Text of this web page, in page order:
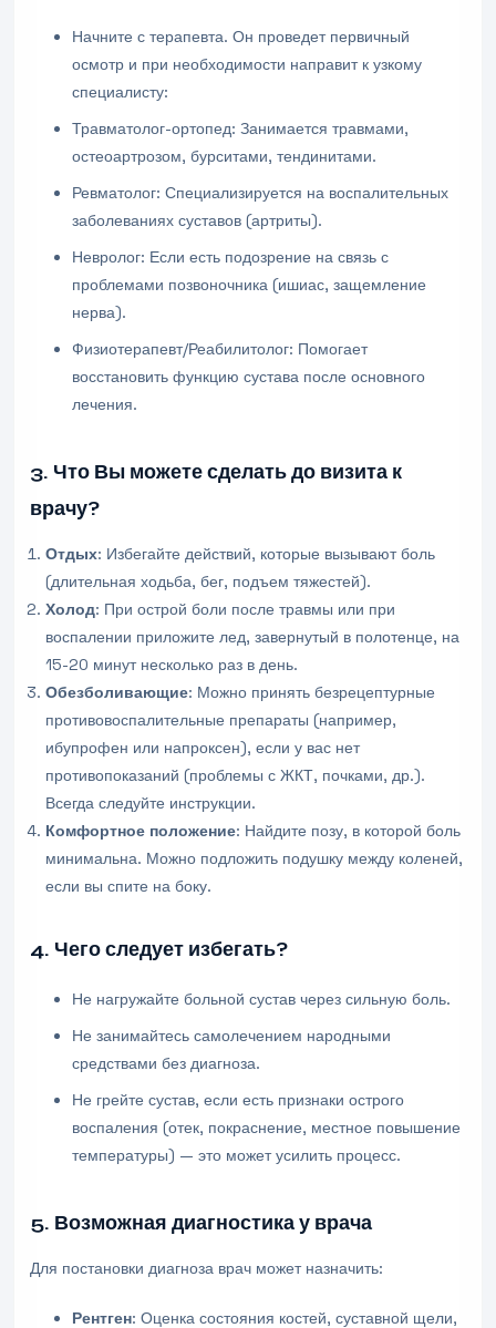
Начните с терапевта. Он проведет первичный
осмотр и при необходимости направит к узкому
специалисту:
Травматолог-ортопед: Занимается травмами,
остеоартрозом, бурситами, тендинитами.
Ревматолог: Специализируется на воспалительных
заболеваниях суставов (артриты).
Невролог: Если есть подозрение на связь с
проблемами позвоночника (ишиас, защемление
нерва).
Физиотерапевт/Реабилитолог: Помогает
восстановить функцию сустава после основного
лечения.
3. Что Вы можете сделать до визита к
врачу?
Отдых: Избегайте действий, которые вызывают боль
(длительная ходьба, бег, подъем тяжестей).
Холод: При острой боли после травмы или при
воспалении приложите лед, завернутый в полотенце, на
15-20 минут несколько раз в день.
Обезболивающие: Можно принять безрецептурные
противовоспалительные препараты (например,
ибупрофен или напроксен), если у вас нет
противопоказаний (проблемы с ЖКТ, почками, др.).
Всегда следуйте инструкции.
Комфортное положение: Найдите позу, в которой боль
минимальна. Можно подложить подушку между коленей,
если вы спите на боку.
4. Чего следует избегать?
Не нагружайте больной сустав через сильную боль.
Не занимайтесь самолечением народными
средствами без диагноза.
Не грейте сустав, если есть признаки острого
воспаления (отек, покраснение, местное повышение
температуры) — это может усилить процесс.
5. Возможная диагностика у врача
Для постановки диагноза врач может назначить:
Рентген: Оценка состояния костей, суставной щели,